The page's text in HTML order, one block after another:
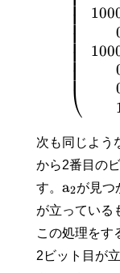
⎝
⎜
⎜⎜⎜⎜⎜⎜⎜⎜
100
100
次も同じよう
から2番目の
す。 a2が見つ
が立っている
この処理をす
2ビット目が